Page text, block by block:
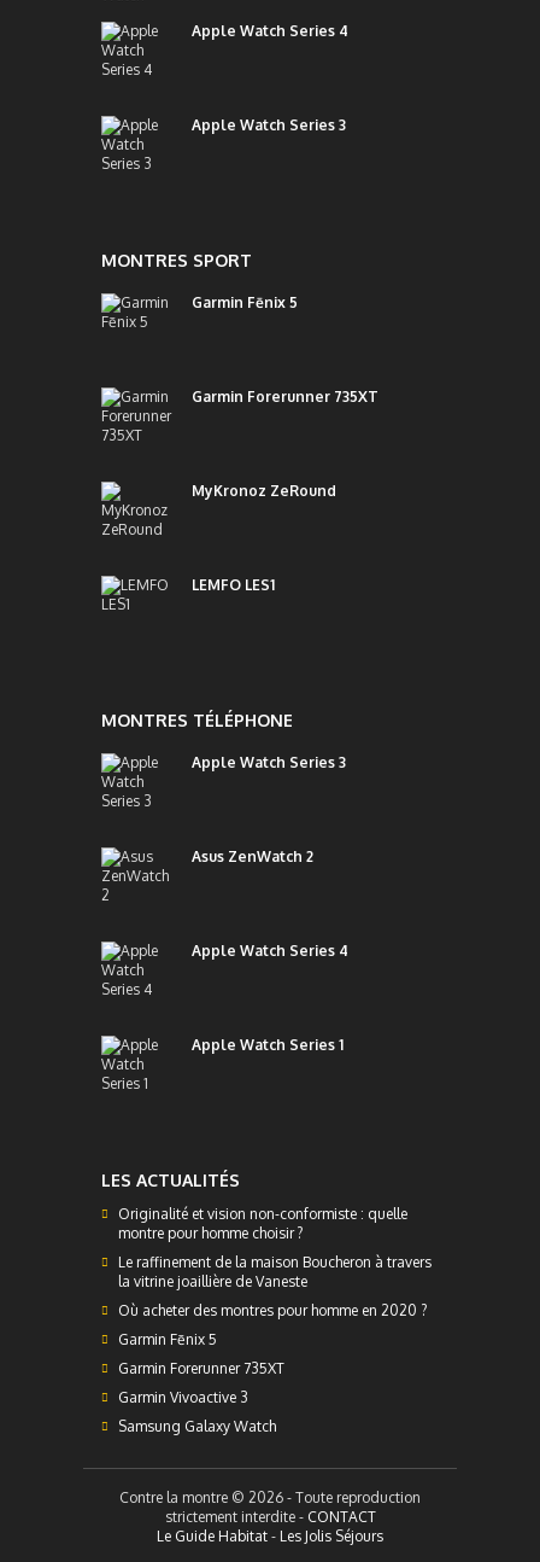
Apple Watch Series 4
Apple Watch Series 3
MONTRES SPORT
Garmin Fēnix 5
Garmin Forerunner 735XT
MyKronoz ZeRound
LEMFO LES1
MONTRES TÉLÉPHONE
Apple Watch Series 3
Asus ZenWatch 2
Apple Watch Series 4
Apple Watch Series 1
LES ACTUALITÉS
Originalité et vision non-conformiste : quelle
montre pour homme choisir ?
Le raffinement de la maison Boucheron à travers
la vitrine joaillière de Vaneste
Où acheter des montres pour homme en 2020 ?
Garmin Fēnix 5
Garmin Forerunner 735XT
Garmin Vivoactive 3
Samsung Galaxy Watch
Contre la montre © 2026 - Toute reproduction
strictement interdite - CONTACT
Le Guide Habitat - Les Jolis Séjours